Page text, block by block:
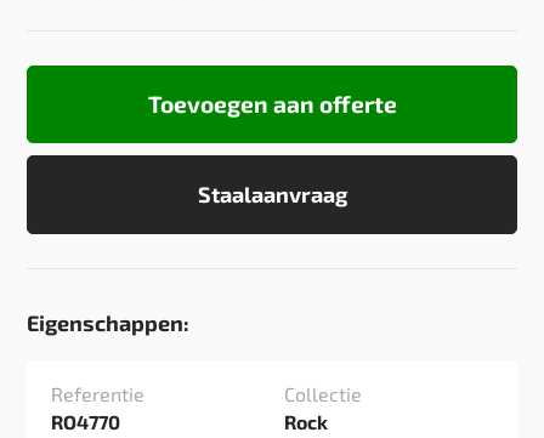
Staalaanvraag
Toevoegen aan offerte
Eigenschappen:
Referentie
RO4770
Collectie
Rock